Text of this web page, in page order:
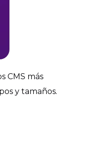
CMS más
y tamaños.